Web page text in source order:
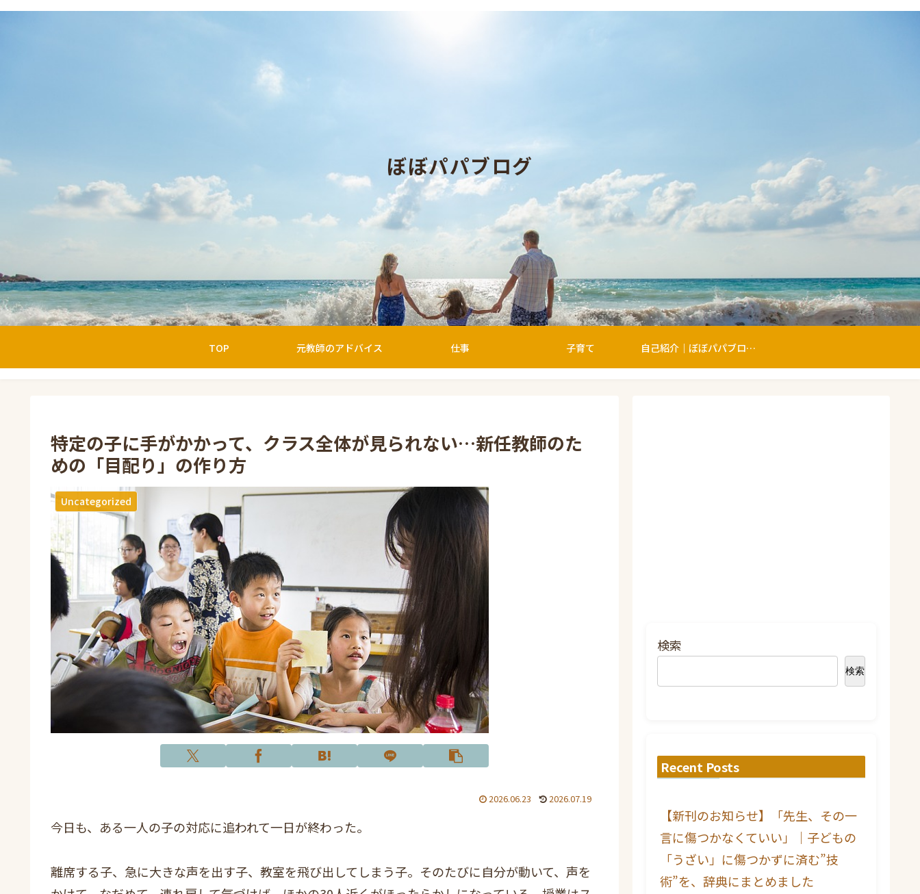
ぼぼパパブログ
TOP 元教師のアドバイス 仕事 子育て 自己紹介｜ぼぼパパブログへようこそ
特定の子に手がかかって、クラス全体が見られない…新任教師のた
めの「目配り」の作り方
Uncategorized
2026.06.23 2026.07.19
今日も、ある一人の子の対応に追われて一日が終わった。
離席する子、急に大きな声を出す子、教室を飛び出してしまう子。そのたびに自分が動いて、声を
検索
検索
Recent Posts
【新刊のお知らせ】「先生、その一
言に傷つかなくていい」｜子どもの
「うざい」に傷つかずに済む”技
術”を、辞典にまとめました